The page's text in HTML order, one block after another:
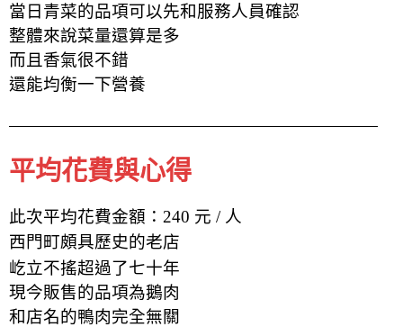
當日青菜的品項可以先和服務人員確認
整體來說菜量還算是多
而且香氣很不錯
還能均衡一下營養
平均花費與心得
此次平均花費金額：240 元 / 人
西門町頗具歷史的老店
屹立不搖超過了七十年
現今販售的品項為鵝肉
和店名的鴨肉完全無關